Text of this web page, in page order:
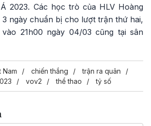
2023. Các học trò của HLV Hoàng
3 ngày chuẩn bị cho lượt trận thứ hai,
21h00 ngày 04/03 cũng tại sân
Nam chiến thắng
trận ra quân
vov2 thể thao tỷ số